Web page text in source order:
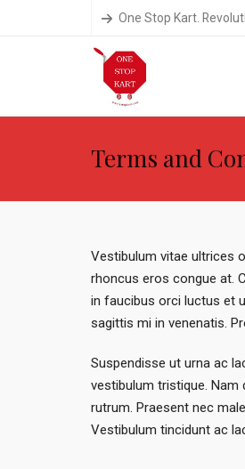
One Stop Kart.
Terms and
Vestibulum vitae ultrices
rhoncus eros congue at.
in faucibus orci luctus et
sagittis mi in venenatis.
Suspendisse ut urna ac
vestibulum tristique.
rutrum. Praesent nec
Vestibulum tincidunt ac